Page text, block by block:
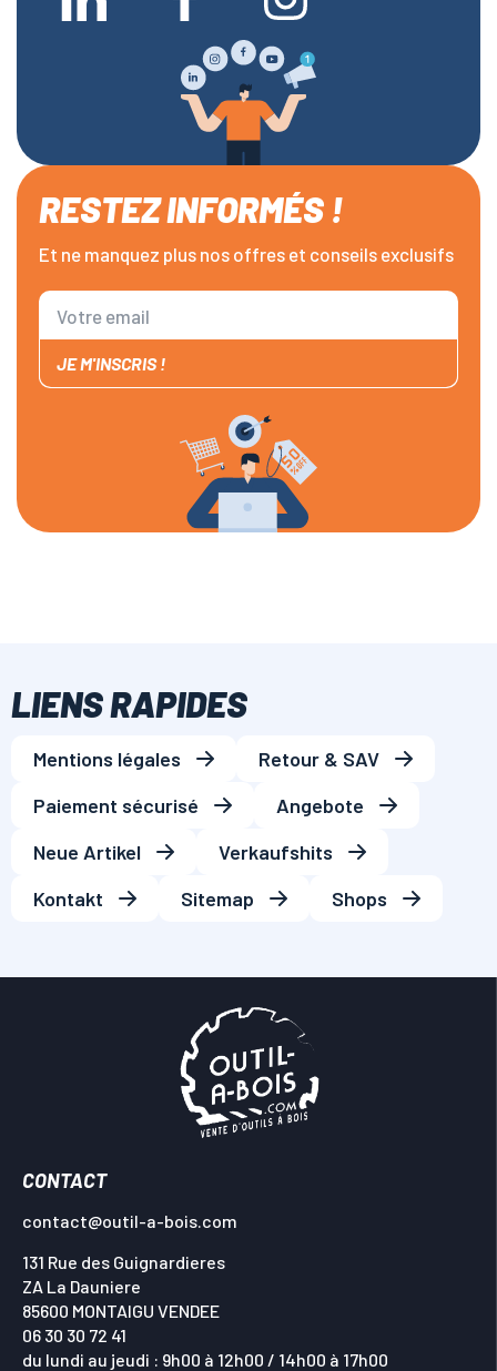
RESTEZ INFORMÉS !
Et ne manquez plus nos offres et conseils exclusifs
JE M'INSCRIS !
LIENS RAPIDES
Mentions légales
Retour & SAV
Paiement sécurisé
Angebote
Neue Artikel
Verkaufshits
Kontakt
Sitemap Shops
CONTACT
contact@outil-a-bois.com
131 Rue des Guignardieres
ZA La Dauniere
85600 MONTAIGU VENDEE
06 30 30 72 41
du lundi au jeudi : 9h00 à 12h00 / 14h00 à 17h00